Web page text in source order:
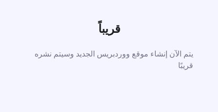
قريباً
يتم الآن إنشاء موقع ووردبريس الجديد وسيتم نشره
قريبًا